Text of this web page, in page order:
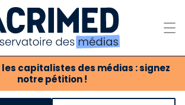
capitalistes des médias : signez
notre pétition !
Notre association